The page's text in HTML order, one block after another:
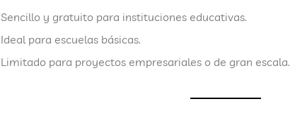
Sencillo y gratuito para instituciones educativas.
Ideal para escuelas básicas.
Limitado para proyectos empresariales o de gran escala.